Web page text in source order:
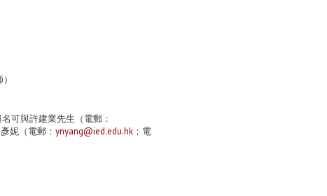
可與許建業先生（電郵：
妮（電郵： ynyang@ied.edu.hk；電